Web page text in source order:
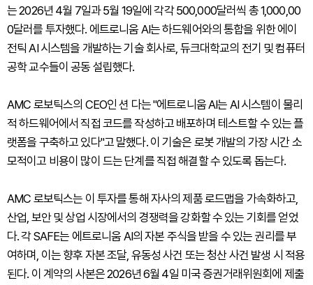
는 2026년 4월 7일과 5월 19일에 각각 500,000달러씩 총 1,000,00
0달러를 투자했다. 에트로니움 AI는 하드웨어와의 통합을 위한 에이
전틱 AI 시스템을 개발하는 기술 회사로, 듀크대학교의 전기 및 컴퓨터
공학 교수들이 공동 설립했다.
AMC 로보틱스의 CEO인 션 다는 "에트로니움 AI는 AI 시스템이 물리
적 하드웨어에서 직접 코드를 작성하고 배포하며 테스트할 수 있는 플
랫폼을 구축하고 있다"고 말했다. 이 기술은 로봇 개발의 가장 시간 소
모적이고 비용이 많이 드는 단계를 직접 해결할 수 있도록 돕는다.
AMC 로보틱스는 이 투자를 통해 자사의 제품 로드맵을 가속화하고,
산업, 보안 및 상업 시장에서의 경쟁력을 강화할 수 있는 기회를 얻었
다. 각 SAFE는 에트로니움 AI의 자본 주식을 받을 수 있는 권리를 부
여하며, 이는 향후 자본 조달, 유동성 사건 또는 청산 사건 발생 시 적용
된다. 이 계약의 사본은 2026년 6월 4일 미국 증권거래위원회에 제출